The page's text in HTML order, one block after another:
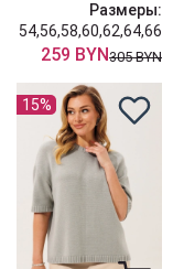
Размеры:
54,56,58,60,62,64,66
259 BYN305 BYN
15%